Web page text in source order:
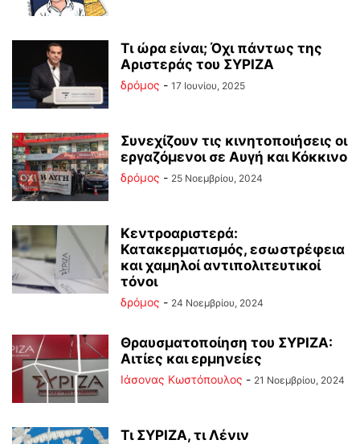
Τι ώρα είναι; Όχι πάντως της
Αριστεράς του ΣΥΡΙΖΑ
δρόμος - 17 Ιουνίου, 2025
Συνεχίζουν τις κινητοποιήσεις οι
εργαζόμενοι σε Αυγή και Κόκκινο
δρόμος - 25 Νοεμβρίου, 2024
Κεντροαριστερά:
Κατακερματισμός, εσωστρέφεια
και χαμηλοί αντιπολιτευτικοί
τόνοι
δρόμος - 24 Νοεμβρίου, 2024
Θραυσματοποίηση του ΣΥΡΙΖΑ:
Αιτίες και ερμηνείες
Ιάσονας Κωστόπουλος - 21 Νοεμβρίου, 2024
Τι ΣΥΡΙΖΑ, τι Λένιν